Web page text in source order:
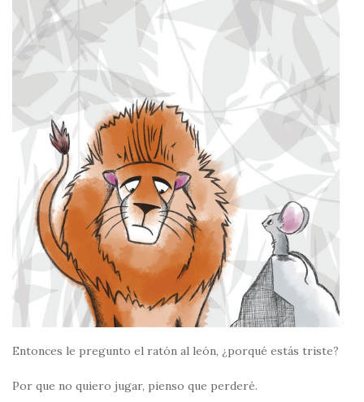
Entonces le pregunto el ratón al león, ¿porqué estás triste?
Por que no quiero jugar, pienso que perderé.